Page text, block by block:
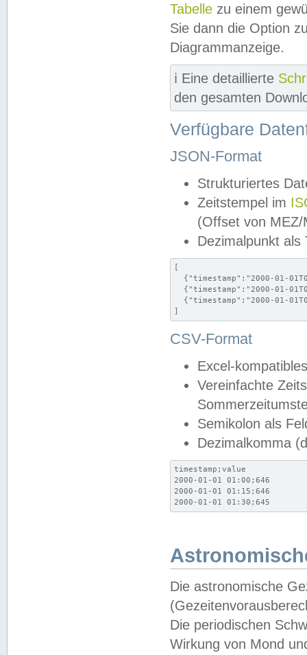
Tabelle zu einem
Sie dann die Option
Diagrammanzeige.
ℹ️ Eine detaillierte
den gesamten
Verfügbare
JSON-Format
Strukturiertes
Zeitstempel im
(Offset von MEZ/
Dezimalpunkt als
[
{"timestamp":"2000-01-
{"timestamp":"2000-01-
{"timestamp":"2000-01-
]
CSV-Format
Excel-
Vereinfachte
Semikolon als
Dezimalkomma
timestamp;value
2000-01-01 01:00;646
2000-01-01 01:15;646
2000-01-01 01:30;645
Die astronomische
Die periodischen
Wirkung von Mond